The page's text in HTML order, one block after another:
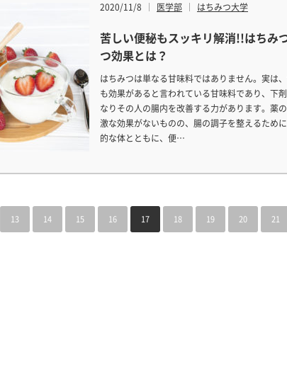
2020/11/8 医学部 はちみつ大学
苦しい便秘もスッキリ解消!!はちみ
つ効果とは？
はちみつは単なる甘味料ではありません。実は
も効果があると言われている甘味料であり、下
なりその人の腸内を改善する力があります。薬
激な効果がないものの、腸の調子を整えるため
的な体とともに、便…
13 14 15 16 17 18 19 20 21